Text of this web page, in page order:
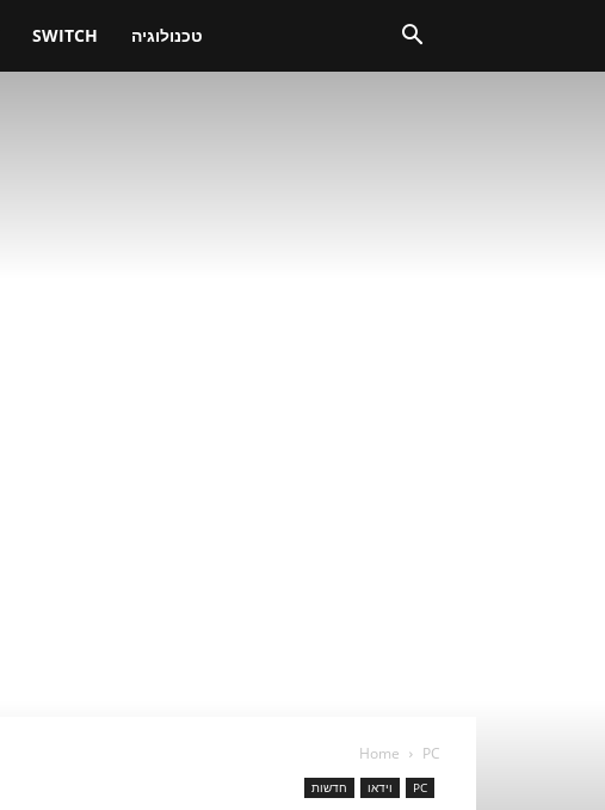
SWITCH טכנולוגיה
Home PC
PC וידאו חדשות